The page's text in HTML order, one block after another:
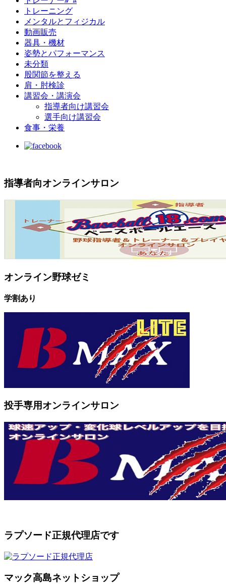
トレーニング
メンタルとフィジカル
動画販売
器具・機材
姿勢とパフォーマンス
未分類
股関節を整える
肩・肘検診
講習会・講演会
指導者向け講習会
選手向け講習会
食事・栄養
指導者向オンラインサロン
オンライン野球ゼミ
学割あり
投手専用オンラインサロン
ラプソード正規代理店です
マック高島ネットショップ